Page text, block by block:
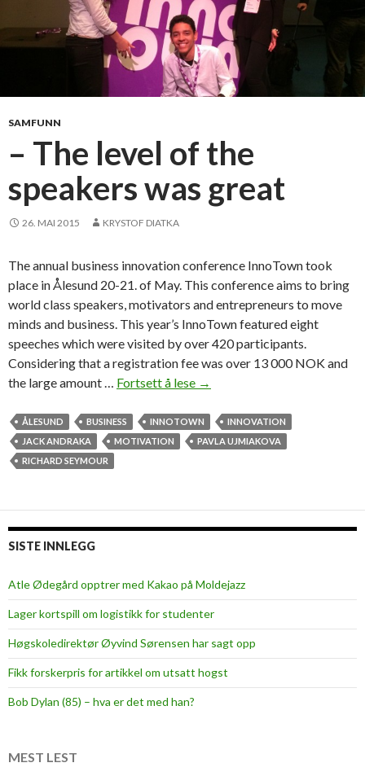
SAMFUNN
– The level of the
speakers was great
26. MAI 2015 KRYSTOF DIATKA
The annual business innovation conference InnoTown took
place in Ålesund 20-21. of May. This conference aims to bring
world class speakers, motivators and entrepreneurs to move
minds and business. This year’s InnoTown featured eight
speeches which were visited by over 420 participants.
Considering that a registration fee was over 13 000 NOK and
the large amount … Fortsett å lese –
h
e
f
t
h
s
p
→
ÅLESUND BUSINESS INNOTOWN
INNOVATION
JACK ANDRAKA
MOTIVATION
PAVLA UJMIAKOVA
RICHARD SEYMOUR
SISTE INNLEGG
Atle Ødegård opptrer med Kakao på Moldejazz
Lager kortspill om logistikk for studenter
Høgskoledirektør Øyvind Sørensen har sagt opp
Fikk forskerpris for artikkel om utsatt hogst
Bob Dylan (85) – hva er det med han?
MEST LEST